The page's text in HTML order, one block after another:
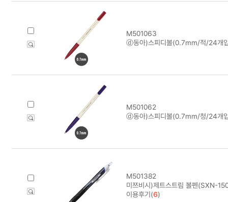
M501063
ⓓ동아)스피디볼(0.7mm/적/24개
M501062
ⓓ동아)스피디볼(0.7mm/청/24개
M501382
미쯔비시)제트스트림 볼펜(SXN-
이용후기(6)